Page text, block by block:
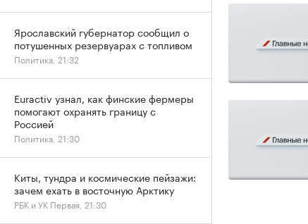
Ярославский губернатор сообщил о
потушенных резервуарах с топливом
Политика, 21:32
Euractiv узнал, как финские фермеры
помогают охранять границу с
Россией
Политика, 21:30
Киты, тундра и космические пейзажи:
зачем ехать в восточную Арктику
РБК и УК Первая, 21:30